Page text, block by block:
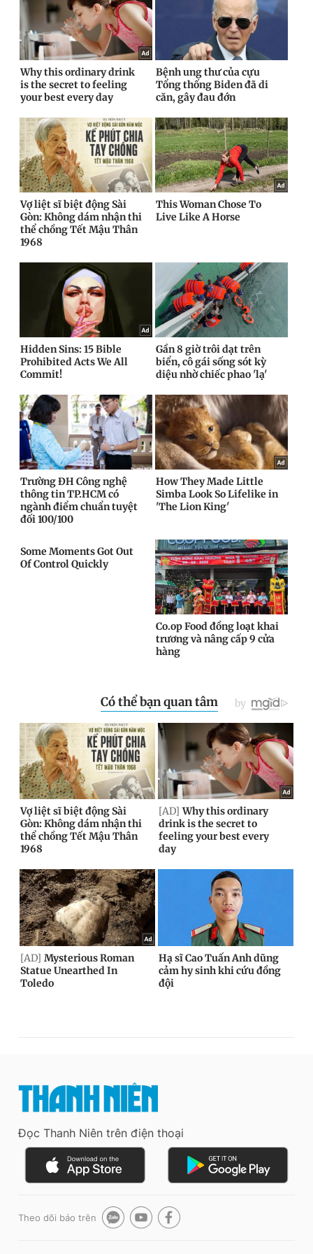
Đọc Thanh Niên trên điện thoại
Theo dõi báo trên